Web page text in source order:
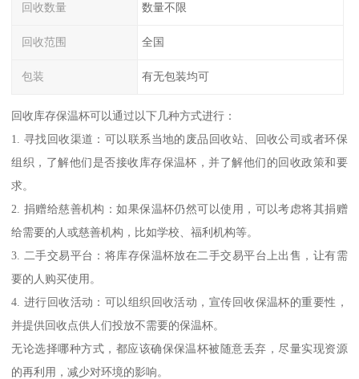
回收数量 数量不限
回收范围 全国
包装 有无包装均可
回收库存保温杯可以通过以下几种方式进行：
1. 寻找回收渠道：可以联系当地的废品回收站、回收公司或者环保
组织，了解他们是否接收库存保温杯，并了解他们的回收政策和要
求。
2. 捐赠给慈善机构：如果保温杯仍然可以使用，可以考虑将其捐赠
给需要的人或慈善机构，比如学校、福利机构等。
3. 二手交易平台：将库存保温杯放在二手交易平台上出售，让有需
要的人购买使用。
4. 进行回收活动：可以组织回收活动，宣传回收保温杯的重要性，
并提供回收点供人们投放不需要的保温杯。
无论选择哪种方式，都应该确保保温杯被随意丢弃，尽量实现资源
的再利用，减少对环境的影响。